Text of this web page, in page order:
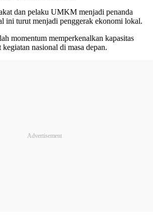
dan pelaku UMKM menjadi penanda
ini turut menjadi penggerak ekonomi lokal.
momentum memperkenalkan kapasitas
kegiatan nasional di masa depan.